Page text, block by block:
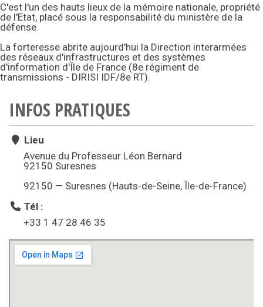
C'est l'un des hauts lieux de la mémoire nationale, propriété
de l'Etat, placé sous la responsabilité du ministère de la
défense.
La forteresse abrite aujourd'hui la Direction interarmées
des réseaux d'infrastructures et des systèmes
d'information d'Île de France (8e régiment de
transmissions - DIRISI IDF/8e RT).
INFOS PRATIQUES
Lieu
Avenue du Professeur Léon Bernard
92150 Suresnes
92150 — Suresnes (Hauts-de-Seine, Île-de-France)
Tél :
+33 1 47 28 46 35